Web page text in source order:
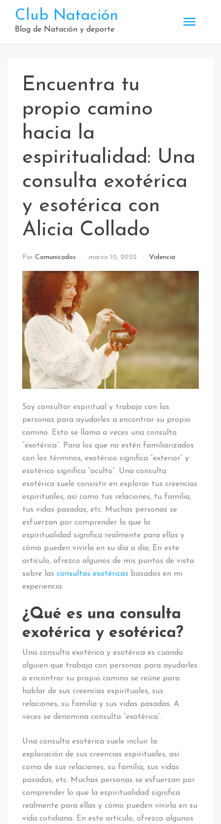
contenido
Club Natación
Blog de Natación y deporte
Encuentra tu
propio camino
hacia la
espiritualidad: Una
consulta exotérica
y esotérica con
Alicia Collado
Por Comunicados marzo 10, 2022 Videncia
Soy consultor espiritual y trabajo con las
personas para ayudarles a encontrar su propio
camino. Esto se llama a veces una consulta
“exotérica”. Para los que no estén familiarizados
con los términos, exotérico significa “exterior” y
esotérico significa “oculto”. Una consulta
esotérica suele consistir en explorar tus creencias
espirituales, así como tus relaciones, tu familia,
tus vidas pasadas, etc. Muchas personas se
esfuerzan por comprender lo que la
espiritualidad significa realmente para ellas y
cómo pueden vivirla en su día a día. En este
artículo, ofrezco algunos de mis puntos de vista
sobre las consultas esotéricas basados en mi
experiencia.
¿Qué es una consulta
exotérica y esotérica?
Una consulta exotérica y esotérica es cuando
alguien que trabaja con personas para ayudarles
a encontrar su propio camino se reúne para
hablar de sus creencias espirituales, sus
relaciones, su familia y sus vidas pasadas. A
veces se denomina consulta “exotérica”.
Una consulta esotérica suele incluir la
exploración de sus creencias espirituales, así
como de sus relaciones, su familia, sus vidas
pasadas, etc. Muchas personas se esfuerzan por
comprender lo que la espiritualidad significa
realmente para ellas y cómo pueden vivirla en su
vida cotidiana. En este artículo, ofrezco algunos